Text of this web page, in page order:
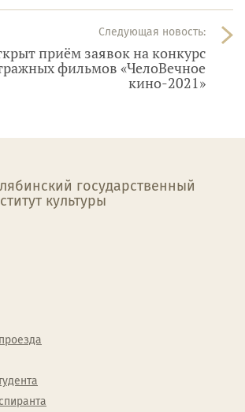
Следующая новость:
приём заявок на конкурс
фильмов «ЧелоВечное
кино-2021»
государственный
культуры